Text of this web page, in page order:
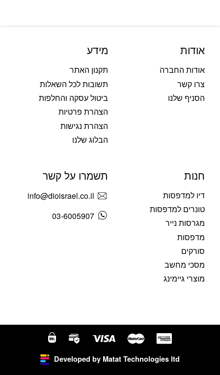
אודות
אודות החברה
צרו קשר
הסניף שלנו
מידע
תקנון האתר
תשובות לכל השאלות
ביטול עסקה והחלפות
הצהרת פרטיות
הצהרת נגישות
הבלוג שלנו
חנות
דיו למדפסות
טונרים למדפסות
מגרסות נייר
מדפסות
סורקים
מסכי מחשב
מוצרי גיימינג
תשמרו על קשר
info@dioisrael.co.il
03-6005907
Developed by Matat Technologies ltd